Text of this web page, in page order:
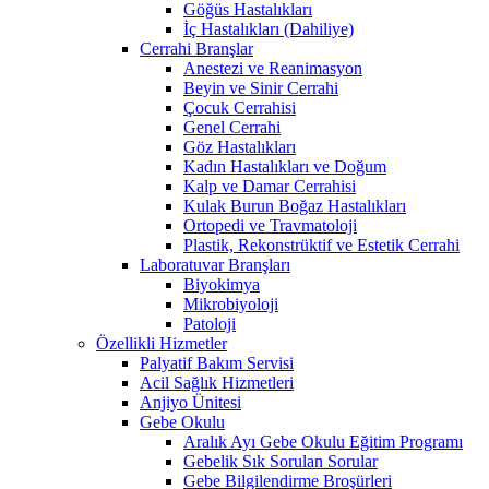
Göğüs Hastalıkları
İç Hastalıkları (Dahiliye)
Cerrahi Branşlar
Anestezi ve Reanimasyon
Beyin ve Sinir Cerrahi
Çocuk Cerrahisi
Genel Cerrahi
Göz Hastalıkları
Kadın Hastalıkları ve Doğum
Kalp ve Damar Cerrahisi
Kulak Burun Boğaz Hastalıkları
Ortopedi ve Travmatoloji
Plastik, Rekonstrüktif ve Estetik Cerrahi
Laboratuvar Branşları
Biyokimya
Mikrobiyoloji
Patoloji
Özellikli Hizmetler
Palyatif Bakım Servisi
Acil Sağlık Hizmetleri
Anjiyo Ünitesi
Gebe Okulu
Aralık Ayı Gebe Okulu Eğitim Programı
Gebelik Sık Sorulan Sorular
Gebe Bilgilendirme Broşürleri